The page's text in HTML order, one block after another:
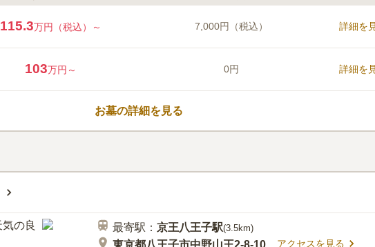
車徒歩約5分にある、雄大な自然が数多く残る地に昭
園した歴史ある霊園です。西東京エリアにあるため
然環境に恵まれています。また、エントランスを抜け
に、法要施設の上川緑葉会館が出迎えてくれます。こ
は法要室、休憩室や会食室があり、法事の際に便利
積22万㎡を超える広大な敷地内には、欧風庭園のよう
コメントの続
口コミ評価
みんなの評価
口コミの続
115.3万円（税込）～ 7,000円（税込） 詳細を
103万円～ 0円 詳細を
お墓の詳細を見る
最寄駅： 京王八王子駅(3.5km)
アクセスを見る